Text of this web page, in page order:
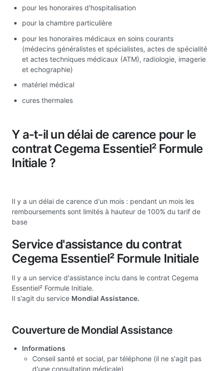
pour les honoraires d'hospitalisation
pour la chambre particulière
pour les honoraires médicaux en soins courants
(médecins généralistes et spécialistes, actes de spécialité
et actes techniques médicaux (ATM), radiologie, imagerie
et echographie)
matériel médical
cures thermales
Y a-t-il un délai de carence pour le
contrat Cegema Essentiel² Formule
Initiale ?
Il y a un délai de carence d'un mois : pendant un mois les
remboursements sont limités à hauteur de 100% du tarif de
base
Service d'assistance du contrat
Cegema Essentiel² Formule Initiale
Il y a un service d'assistance inclu dans le contrat Cegema
Essentiel² Formule Initiale.
Il s'agit du service Mondial Assistance.
Couverture de Mondial Assistance
Informations
Conseil santé et social, par téléphone (il ne s'agit pas
d'une consultation médicale)